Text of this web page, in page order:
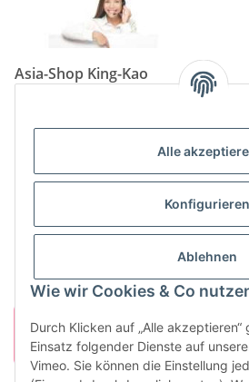
Alle
Konfigurieren
Ablehnen
Wie wir Cookies & Co
Durch Klicken auf „Alle
Einsatz folgender Dienste auf
Vimeo. Sie können die Einstellung
Asia-Shop King-Kao
Tel: (06825) 499-104
info@king-kao.de
Öffnungszeiten (Mo-Sa.) 9:00 - 19:00
Gesetzliche Informationen